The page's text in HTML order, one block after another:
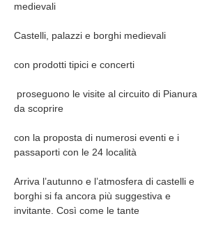
medievali
Castelli, palazzi e borghi medievali
con prodotti tipici e concerti
da scoprire
con la proposta di numerosi eventi e i
passaporti con le 24 località
Arriva l’autunno e l’atmosfera di castelli e
borghi si fa ancora più suggestiva e
invitante. Così come le tante